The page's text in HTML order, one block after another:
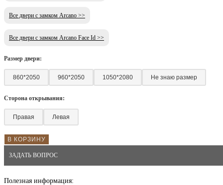
Все двери с замком Arcano >>
Все двери с замком Arcano Face Id >>
Размер двери:
860*2050 960*2050 1050*2080 Не знаю размер
Сторона открывания:
Правая Левая
В КОРЗИНУ
ЗАДАТЬ ВОПРОС
Полезная информация: